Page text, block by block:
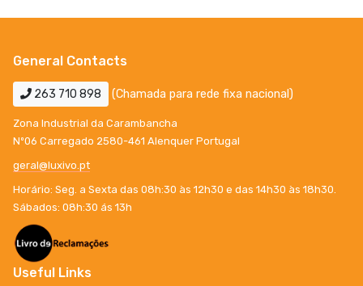
General Contacts
263 710 898 (Chamada para rede fixa nacional)
Zona Industrial da Carambancha
Nº06 Carregado 2580-461 Alenquer Portugal
geral@luxivo.pt
Horário: Seg. a Sexta das 08h:30 às 12h30 e das 14h30 às 18h30.
Sábados: 08h:30 ás 13h
Useful Links